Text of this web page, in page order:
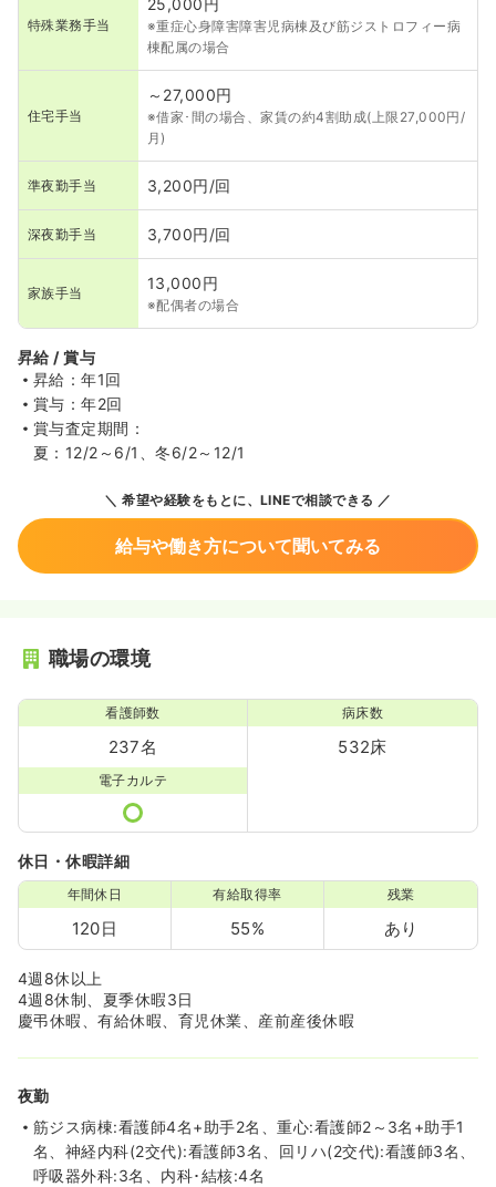
特殊業務手当
25,000円
※重症心身障害障害児病棟及び筋ジストロフィー病
棟配属の場合
住宅手当
～27,000円
※借家･間の場合、家賃の約4割助成(上限27,000円/
月)
準夜勤手当 3,200円/回
深夜勤手当 3,700円/回
家族手当
13,000円
※配偶者の場合
昇給 / 賞与
昇給：年1回
賞与：年2回
賞与査定期間：
夏：12/2～6/1、冬6/2～12/1
希望や経験をもとに、LINEで相談できる
給与や働き方について聞いてみる
職場の環境
看護師数
237名
病床数
532床
電子カルテ
休日・休暇詳細
年間休日
120日
有給取得率
55%
残業
あり
4週8休以上
4週8休制、夏季休暇3日
慶弔休暇、有給休暇、育児休業、産前産後休暇
夜勤
筋ジス病棟:看護師4名+助手2名、重心:看護師2～3名+助手1
名、神経内科(2交代):看護師3名、回リハ(2交代):看護師3名、
呼吸器外科:3名、内科･結核:4名